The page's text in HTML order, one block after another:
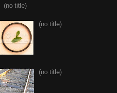
(no title)
(no title)
(no title)